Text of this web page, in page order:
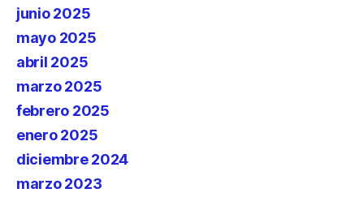
junio 2025
mayo 2025
abril 2025
marzo 2025
febrero 2025
enero 2025
diciembre 2024
marzo 2023